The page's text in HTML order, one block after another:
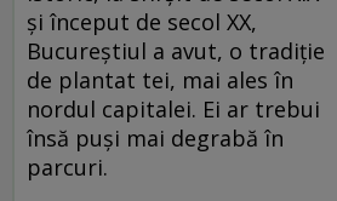
și început de secol XX,
Bucureștiul a avut, o tradiție
de plantat tei, mai ales în
nordul capitalei. Ei ar trebui
însă puși mai degrabă în
parcuri.